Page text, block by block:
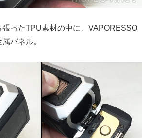
ったTPU素材の中に、VAPORESSO
パネル。